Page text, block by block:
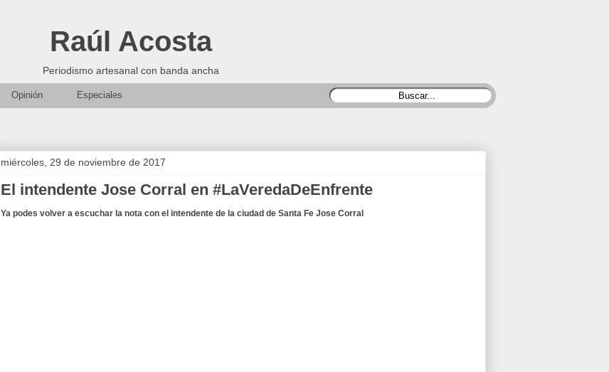
Raúl Acosta
Periodismo artesanal con banda ancha
Opinión Especiales
miércoles, 29 de noviembre de 2017
El intendente Jose Corral en #LaVeredaDeEnfrente
Ya podes volver a escuchar la nota con el intendente de la ciudad de Santa Fe Jose Corral